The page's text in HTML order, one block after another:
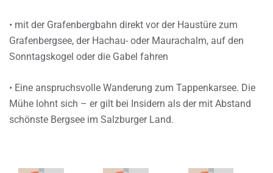
• mit der Grafenbergbahn direkt vor der Haustüre zum
Grafenbergsee, der Hachau- oder Maurachalm, auf den
Sonntagskogel oder die Gabel fahren
• Eine anspruchsvolle Wanderung zum Tappenkarsee. Die
Mühe lohnt sich – er gilt bei Insidern als der mit Abstand
schönste Bergsee im Salzburger Land.